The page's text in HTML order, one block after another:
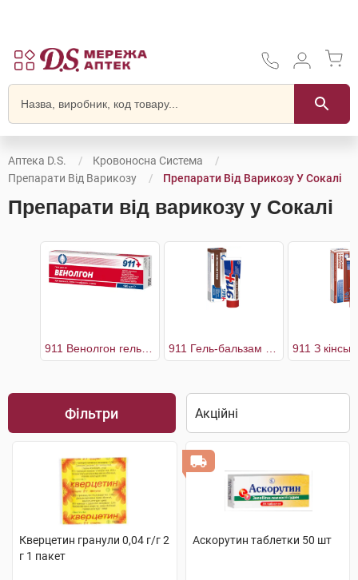
Аптека D.S.
Кровоносна Система
Препарати Від Варикозу
Препарати Від Варикозу У Сокалі
Препарати від варикозу у Сокалі
Фільтри
Кверцетин гранули 0,04 г/г 2
г 1 пакет
Аскорутин таблетки 50 шт